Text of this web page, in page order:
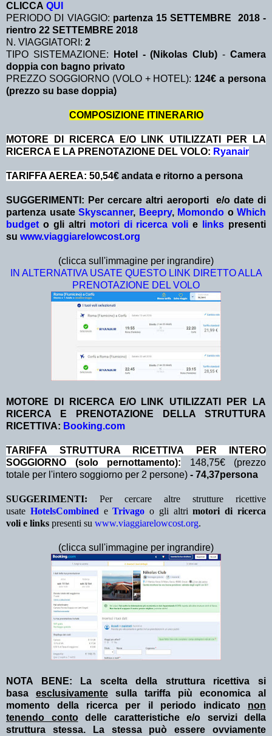
CLICCA QUI
PERIODO DI VIAGGIO: partenza 15 SETTEMBRE 2018 -
rientro 22 SETTEMBRE 2018
N. VIAGGIATORI: 2
TIPO SISTEMAZIONE:
Hotel - (Nikolas Club)-Camera
doppia con bagno privato
PREZZO SOGGIORNO (VOLO + HOTEL): 124€ a persona
(prezzo su base doppia)
COMPOSIZIONE ITINERARIO
MOTORE DI RICERCA E/O LINK UTILIZZATI PER LA
RICERCA E LA PRENOTAZIONE DEL VOLO: Ryanair
TARIFFA AEREA: 50,54€ andata e ritorno a persona
SUGGERIMENTI: Per cercare altri aeroporti e/o date di
partenza usate Skyscanner, Beepry, Momondo o Which
budget o gli altri motori di ricerca voli e links presenti
su www.viaggiarelowcost.org
(clicca sull'immagine per ingrandire)
IN ALTERNATIVA USATE QUESTO LINK DIRETTO ALLA
PRENOTAZIONE DEL VOLO
MOTORE DI RICERCA E/O LINK UTILIZZATI PER LA
RICERCA E PRENOTAZIONE DELLA STRUTTURA
RICETTIVA: Booking.com
TA RIFFA STRUTTURA RICETTIVA PER INTERO
SOGGIORNO (solo pernottamento): 148,75€ (prezzo
totale per l'intero soggiorno per 2 persone) - 74,37persona
SUGGERIMENTI: Per cercare altre strutture ricettive
usate HotelsCombined eTrivago o gli altrimotori di ricerca
voli e links presenti su www.viaggiarelowcost.org.
(clicca sull'immagine per ingrandire)
NOTA BENE: La scelta della struttura ricettiva si
basa esclusivamente sulla tariffa più economica al
momento della ricerca per il periodo indicato non
tenendo contodelle caratteristiche e/o servizi della
struttura stessa. La stessa può essere ovviamente